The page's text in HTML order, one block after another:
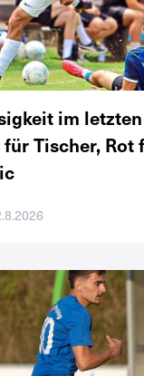
im
für Tischer, Rot